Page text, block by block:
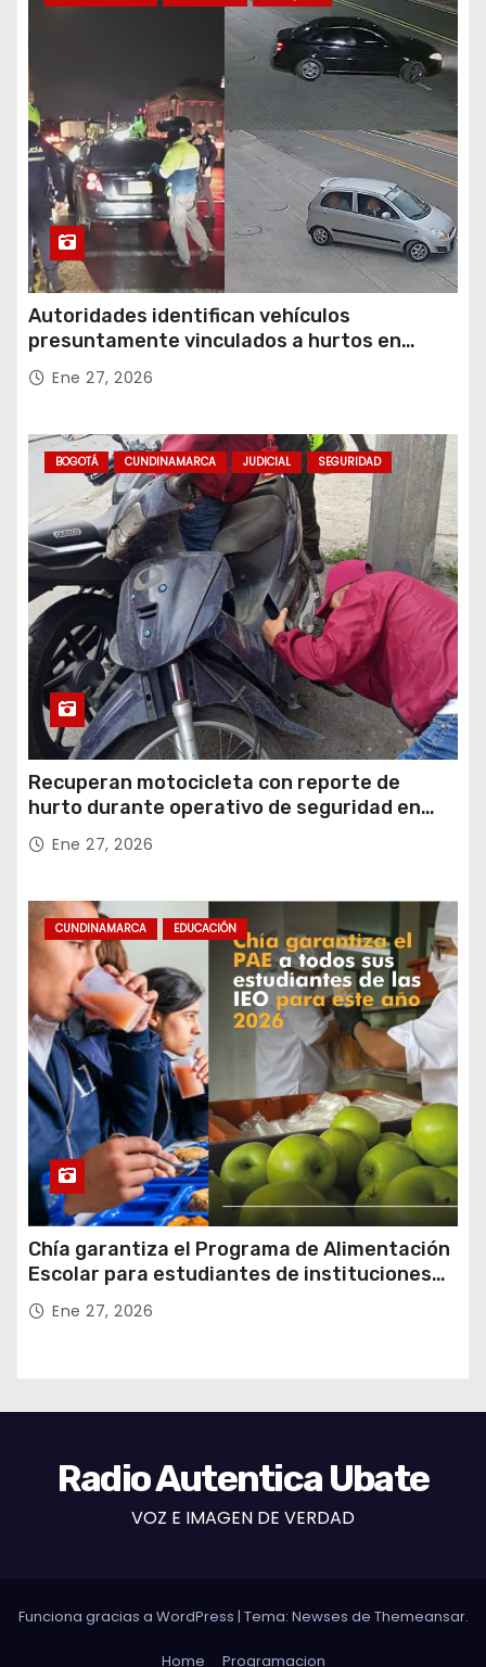
Autoridades identifican vehículos
presuntamente vinculados a hurtos en
conjuntos residenciales de Zipaquirá
Ene 27, 2026
BOGOTÁ CUNDINAMARCA JUDICIAL SEGURIDAD
Recuperan motocicleta con reporte de
hurto durante operativo de seguridad en
Rafael Uribe Uribe
Ene 27, 2026
CUNDINAMARCA EDUCACIÓN
Chía garantiza el Programa de Alimentación
Escolar para estudiantes de instituciones
oficiales
Ene 27, 2026
Radio Autentica Ubate
VOZ E IMAGEN DE VERDAD
Funciona gracias a WordPress | Tema: Newses de Themeansar.
Home Programacion